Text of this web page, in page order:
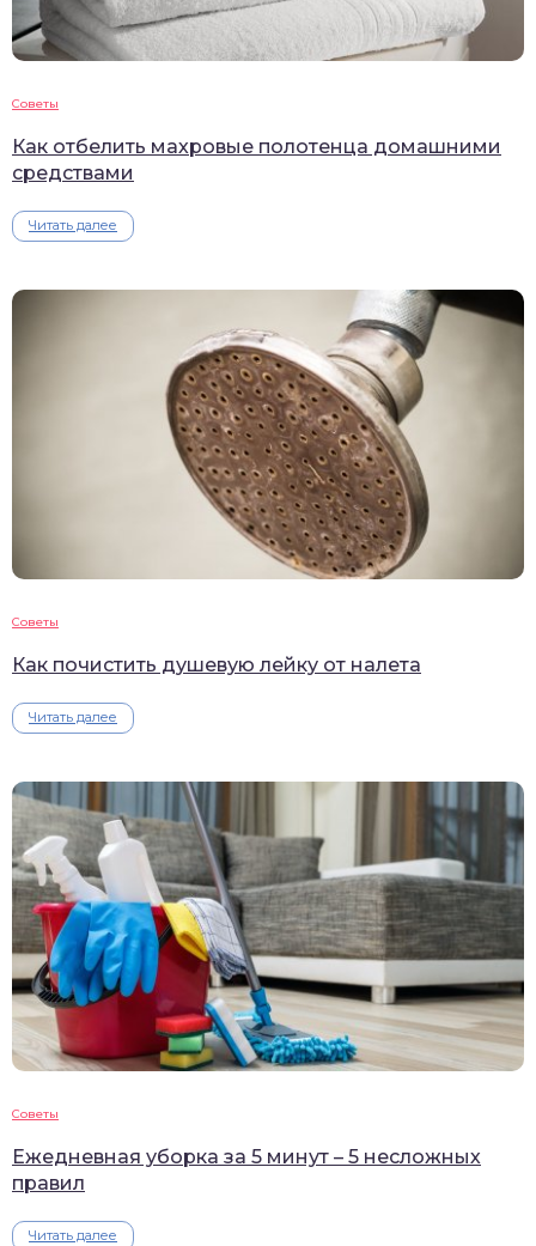
Советы
Как отбелить махровые полотенца домашними
средствами
Читать далее
Советы
Как почистить душевую лейку от налета
Читать далее
Советы
Ежедневная уборка за 5 минут – 5 несложных
правил
Читать далее